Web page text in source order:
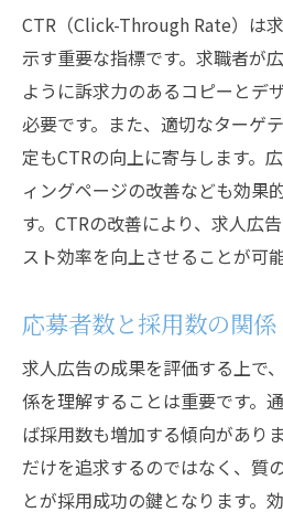
CTR（Click-Through Rate）は
示す重要な指標です。求職者が
ように訴求力のあるコピーとデ
必要です。また、適切なターゲ
定もCTRの向上に寄与します。
ィングページの改善なども効果
す。CTRの改善により、求人広
スト効率を向上させることが可能
応募者数と採用数の関係
求人広告の成果を評価する上で
係を理解することは重要です。
ば採用数も増加する傾向があり
だけを追求するのではなく、質
とが採用成功の鍵となります。